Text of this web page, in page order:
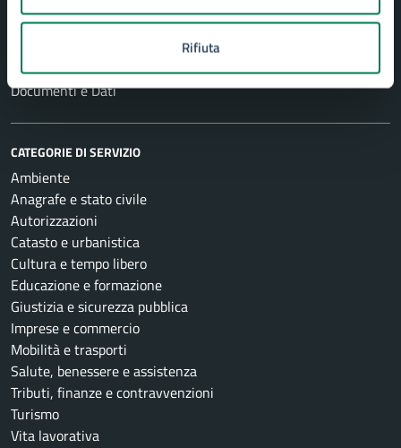
Rifiuta
Politici
Enti e fondazioni
Documenti e Dati
CATEGORIE DI SERVIZIO
Ambiente
Anagrafe e stato civile
Autorizzazioni
Catasto e urbanistica
Cultura e tempo libero
Educazione e formazione
Giustizia e sicurezza pubblica
Imprese e commercio
Mobilità e trasporti
Salute, benessere e assistenza
Tributi, finanze e contravvenzioni
Turismo
Vita lavorativa